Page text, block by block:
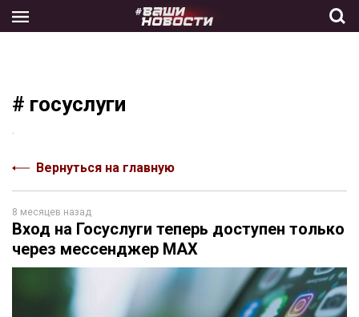
the
# госуслуги
Вернуться на главную
8 месяцев назад
Вход на Госуслуги теперь доступен только
через мессенджер МАХ